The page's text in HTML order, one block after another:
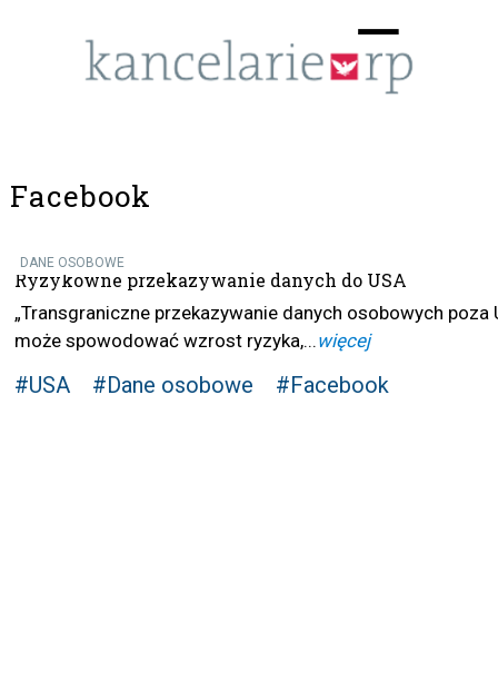
☰
Facebook
DANE OSOBOWE
Ryzykowne przekazywanie danych do USA
„Transgraniczne przekazywanie danych osobowych poza
może spowodować wzrost ryzyka,...więcej
#USA #Dane osobowe #Facebook